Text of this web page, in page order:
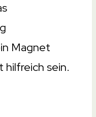
Magnet
hilfreich sein.